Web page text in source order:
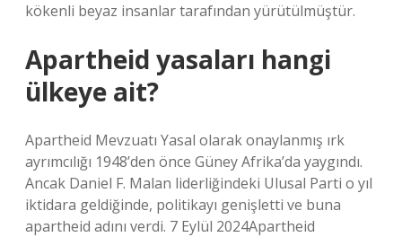
kökenli beyaz insanlar tarafından yürütülmüştür.
Apartheid yasaları hangi
ülkeye ait?
Apartheid Mevzuatı Yasal olarak onaylanmış ırk
ayrımcılığı 1948’den önce Güney Afrika’da yaygındı.
Ancak Daniel F. Malan liderliğindeki Ulusal Parti o yıl
iktidara geldiğinde, politikayı genişletti ve buna
apartheid adını verdi. 7 Eylül 2024Apartheid